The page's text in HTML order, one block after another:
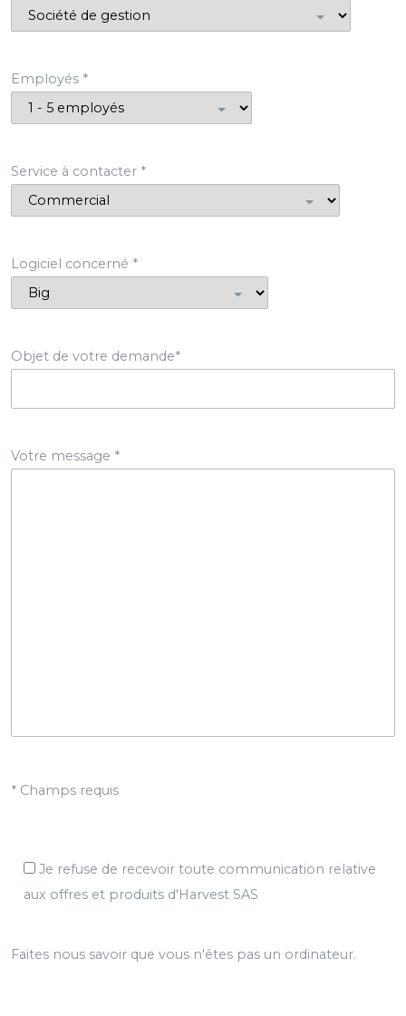
Employés *
Service à contacter *
Logiciel concerné *
Objet de votre demande*
Votre message *
* Champs requis
Je refuse de recevoir toute communication relative
aux offres et produits d'Harvest SAS
Faites nous savoir que vous n'êtes pas un ordinateur.